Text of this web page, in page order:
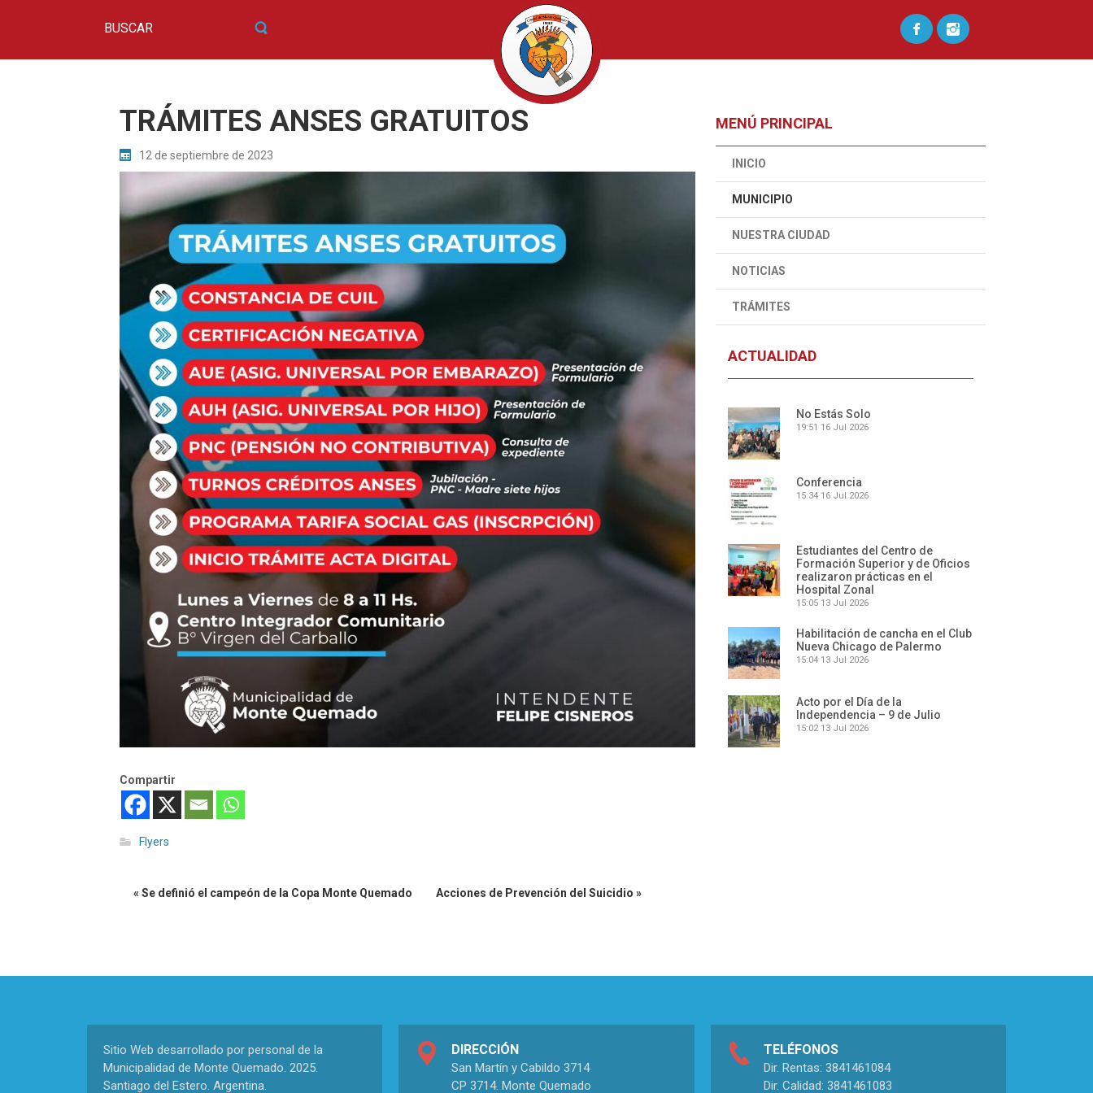
TRÁMITES ANSES GRATUITOS
12 de septiembre de 2023
Compartir
Flyers
« Se definió el campeón de la Copa Monte Quemado Acciones de Prevención del Suicidio »
MENÚ PRINCIPAL
INICIO
MUNICIPIO
NUESTRA CIUDAD
NOTICIAS
TRÁMITES
ACTUALIDAD
No Estás Solo
19:51 16 Jul 2026
Conferencia
15:34 16 Jul 2026
Estudiantes del Centro de
Formación Superior y de Oficios
realizaron prácticas en el
Hospital Zonal
15:05 13 Jul 2026
Habilitación de cancha en el Club
Nueva Chicago de Palermo
15:04 13 Jul 2026
Acto por el Día de la
Independencia – 9 de Julio
15:02 13 Jul 2026
Sitio Web desarrollado por personal de la
Municipalidad de Monte Quemado. 2025.
Santiago del Estero. Argentina.
DIRECCIÓN
San Martín y Cabildo 3714
CP 3714. Monte Quemado
TELÉFONOS
Dir. Rentas: 3841461084
Dir. Calidad: 3841461083